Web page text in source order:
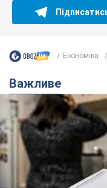
Економіка
Важливе